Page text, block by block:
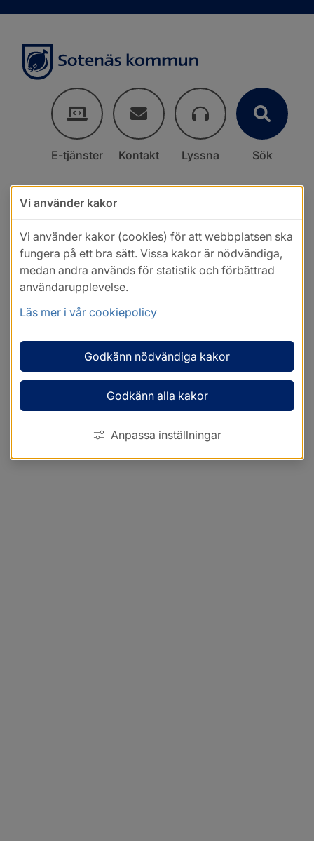
E-tjänster Kontakt Lyssna Sök
Vi använder kakor
Vi använder kakor (cookies) för att webbplatsen ska
fungera på ett bra sätt. Vissa kakor är nödvändiga,
medan andra används för statistik och förbättrad
användarupplevelse.
Läs mer i vår cookiepolicy
Godkänn nödvändiga kakor
Godkänn alla kakor
Anpassa inställningar